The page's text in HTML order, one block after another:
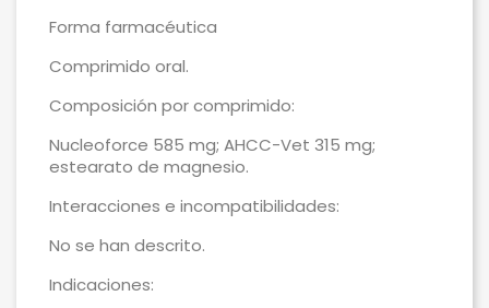
Forma farmacéutica
Comprimido oral.
Composición por comprimido:
Nucleoforce 585 mg; AHCC-Vet 315 mg;
estearato de magnesio.
Interacciones e incompatibilidades:
No se han descrito.
Indicaciones: